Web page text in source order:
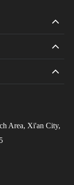
Area, Xi'an City,